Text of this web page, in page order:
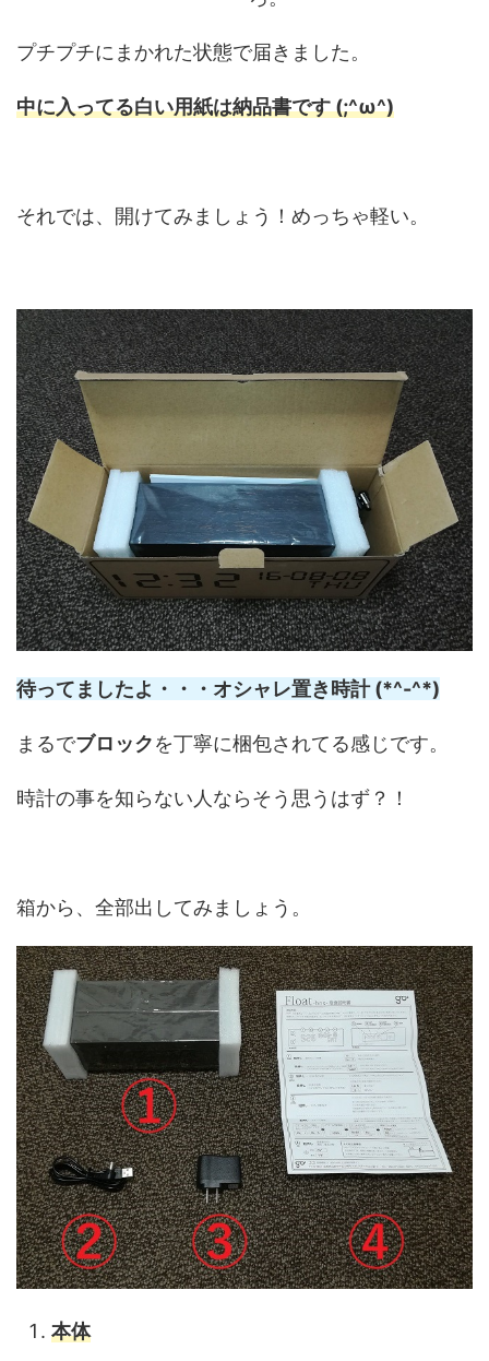
プチプチにまかれた状態で届きました。
中に入ってる白い用紙は納品書です (;^ω^)
それでは、開けてみましょう！めっちゃ軽い。
待ってましたよ・・・オシャレ置き時計 (*^-^*)
まるでブロックを丁寧に梱包されてる感じです。
時計の事を知らない人ならそう思うはず？！
箱から、全部出してみましょう。
本体